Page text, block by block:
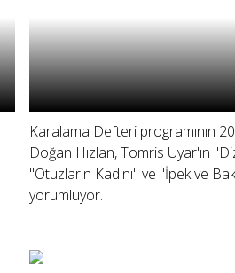
Karalama Defteri programının
Doğan Hızlan, Tomris Uyar'ın
"Otuzların Kadını" ve "İpek ve
yorumluyor.